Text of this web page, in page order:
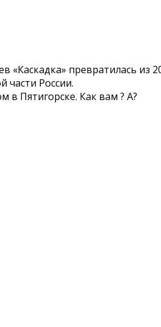
«Каскадка» превратилась из
части России.
в Пятигорске. Как вам ? А?